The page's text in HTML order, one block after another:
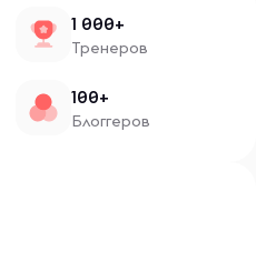
1 000+
Тренеров
100+
Блоггеров